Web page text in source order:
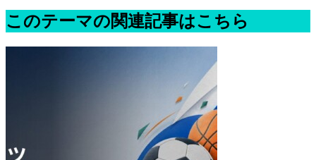
このテーマの関連記事はこちら